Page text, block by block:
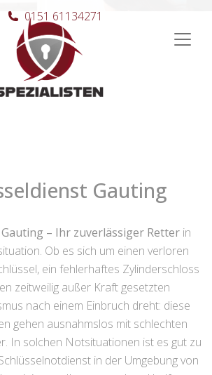
0151 61134271
Gauting
– Ihr zuverlässiger Retter in
Ob es sich um einen verloren
ein fehlerhaftes Zylinderschloss
zeitweilig außer Kraft gesetzten
nach einem Einbruch dreht: diese
gehen ausnahmslos mit schlechten
In solchen Notsituationen ist es gut zu
in der Umgebung von